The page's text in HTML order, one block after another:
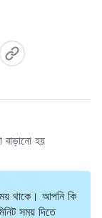
বাড়ানো হয়
থাকে। আপনি কি
সময় দিতে